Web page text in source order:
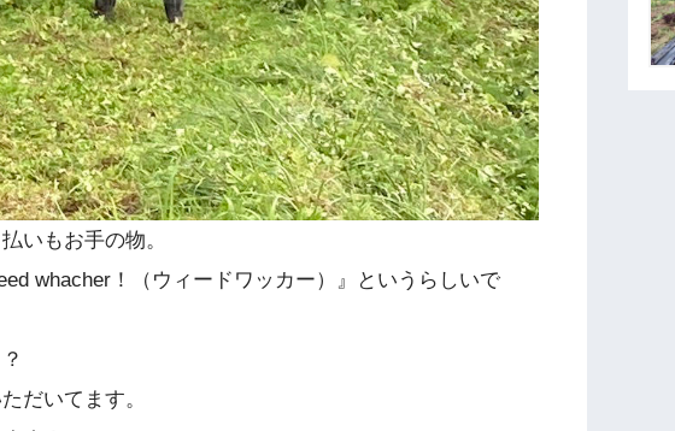
いもお手の物。
whacher！（ウィードワッカー）』というらしいで
だいてます。